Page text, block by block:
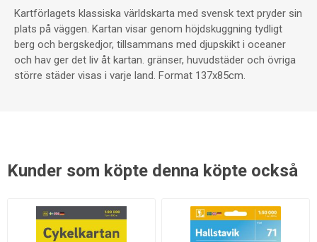
Kartförlagets klassiska världskarta med svensk text pryder sin
plats på väggen. Kartan visar genom höjdskuggning tydligt
berg och bergskedjor, tillsammans med djupskikt i oceaner
och hav ger det liv åt kartan. gränser, huvudstäder och övriga
större städer visas i varje land. Format 137x85cm.
Kunder som köpte denna köpte också